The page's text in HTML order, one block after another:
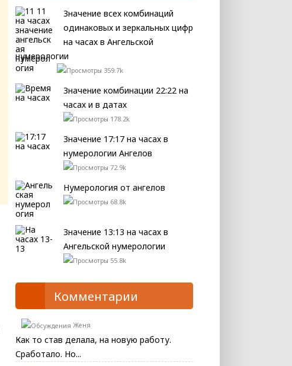
Значение всех комбинаций
одинаковых и зеркальных цифр
на часах в Ангельской
нумерологии
359.7k
Значение комбинации 22:22 на
часах и в датах
178.2k
Значение 17:17 на часах в
нумерологии Ангелов
72.9k
Нумерология от ангелов
68.8k
Значение 13:13 на часах в
Ангельской нумерологии
55.8k
Комментарии
Женя
Как то став делала, на новую работу.
Сработало. Но...